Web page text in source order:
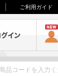
ご利用ガイド